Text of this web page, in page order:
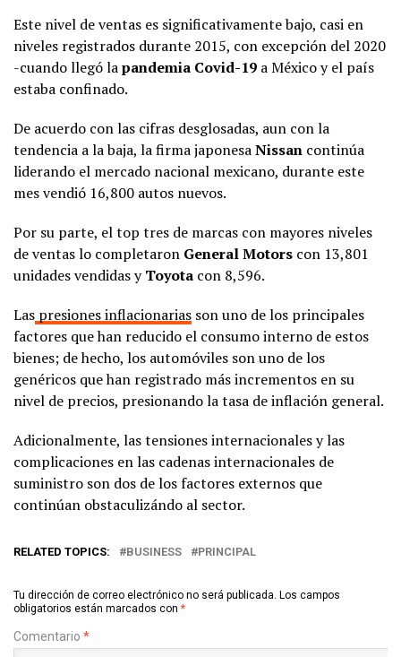
Este nivel de ventas es significativamente bajo, casi en
niveles registrados durante 2015, con excepción del 2020
-cuando llegó lapandemia Covid-19 a México y el país
estaba confinado.
De acuerdo con las cifras desglosadas, aun con la
tendencia a la baja, la firma japonesaNissan continúa
liderando el mercado nacional mexicano, durante este
mes vendió 16,800 autos nuevos.
Por su parte, el top tres de marcas con mayores niveles
de ventas lo completaron General Motors con 13,801
unidades vendidas yToyota con 8,596.
Las presiones inflacionarias son uno de los principales
factores que han reducido el consumo interno de estos
bienes; de hecho, los automóviles son uno de los
genéricos que han registrado más incrementos en su
nivel de precios, presionando la tasa de inflación general.
Adicionalmente, las tensiones internacionales y las
complicaciones en las cadenas internacionales de
suministro son dos de los factores externos que
continúan obstaculizándo al sector.
RELATED TOPICS: BUSINESS PRINCIPAL
Tu dirección de correo electrónico no será publicada. Los campos
obligatorios están marcados con *
Comentario *